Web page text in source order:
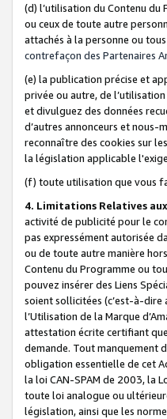
(d) l’utilisation du Contenu du
ou ceux de toute autre
attachés à la personne ou
contrefaçon des Partenaires
(e) la publication précise et
privée ou autre, de
et divulguez des données
d’autres annonceurs et
reconnaître des cookies sur
la législation applicable
(f) toute utilisation que vous
4. Limitations Relatives
activité de publicité pour le
pas expressément autorisée
ou de toute autre manière
Contenu du Programme ou
pouvez insérer des Liens
soient sollicitées (c’est-à-dire
l’Utilisation de la Marque
attestation écrite certifiant
demande. Tout manquement
obligation essentielle de cet
la loi CAN-SPAM de 2003, la
toute loi analogue ou
législation, ainsi que les